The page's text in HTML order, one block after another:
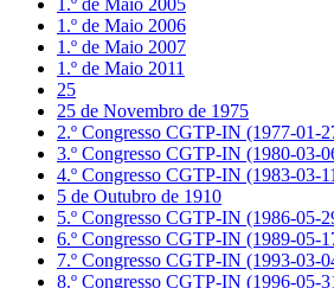
1.º de Maio 2006
1.º de Maio 2007
1.º de Maio 2011
25
25 de Novembro de 1975
2.º Congresso CGTP-IN (1977-01-
3.º Congresso CGTP-IN (1980-03-
4.º Congresso CGTP-IN (1983-03-
5 de Outubro de 1910
5.º Congresso CGTP-IN (1986-05-
6.º Congresso CGTP-IN (1989-05-
7.º Congresso CGTP-IN (1993-03-
8.º Congresso CGTP-IN (1996-05-